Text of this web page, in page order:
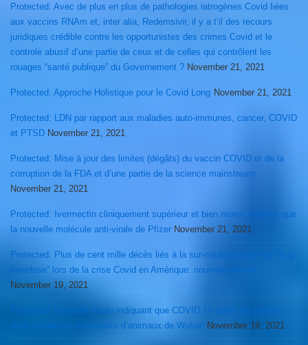
Protected: Avec de plus en plus de pathologies iatrogènes Covid liées
aux vaccins RNAm et, inter alia, Redemsivir, il y a t’il des recours
juridiques crédible contre les opportunistes des crimes Covid et le
controle abusif d’une partie de ceux et de celles qui contrôlent les
rouages “santé publique” du Governement ? November 21, 2021
Protected: Approche Holistique pour le Covid Long November 21, 2021
Protected: LDN par rapport aux maladies auto-immunes, cancer, COVID
et PTSD November 21, 2021
Protected: Mise à jour des limites (dégâts) du vaccin COVID et de la
corruption de la FDA et d’une partie de la science mainstream
November 21, 2021
Protected: Ivermectin cliniquement supérieur et bien moins onéreux que
la nouvelle molécule anti-virale de Pfizer November 21, 2021
Protected: Plus de cent mille décès liés à la sur-médicalisation et “drug
overdose” lors de la crise Covid en Amérique: nouveau record
November 19, 2021
Protected: Nouvelle étude indiquant que COVID 19 aurait sa source
dans le marché de produits d’animaux de Wuhan November 19, 2021